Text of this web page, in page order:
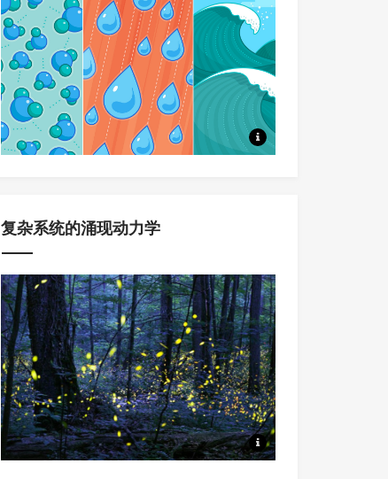
本系列课程，将系统讲述重整
复杂系统的涌现动力学
从同步到集群，从动力系统到